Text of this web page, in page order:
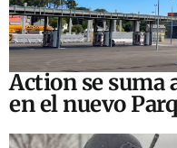
Action se suma
en el nuevo